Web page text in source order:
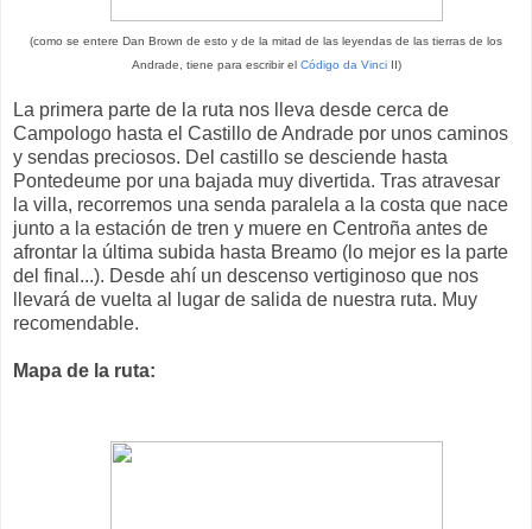
(como se entere Dan Brown de esto y de la mitad de las leyendas de las tierras de los
Andrade, tiene para escribir el Código da VinciII)
La primera parte de la ruta nos lleva desde cerca de
Campologo hasta el Castillo de Andrade por unos caminos
y sendas preciosos. Del castillo se desciende hasta
Pontedeume por una bajada muy divertida. Tras atravesar
la villa, recorremos una senda paralela a la costa que nace
junto a la estación de tren y muere en Centroña antes de
afrontar la última subida hasta Breamo (lo mejor es la parte
del final...). Desde ahí un descenso vertiginoso que nos
llevará de vuelta al lugar de salida de nuestra ruta. Muy
recomendable.
Mapa de la ruta: